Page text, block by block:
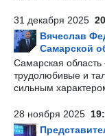
31 декабря 2025
Вячеслав
Самарской
Самарская область
трудолюбивые и
сильным
28 ноября 2025